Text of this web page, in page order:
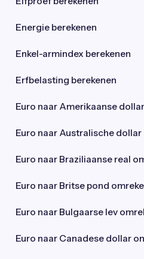
Energie berekenen
Enkel-armindex berekenen
Erfbelasting berekenen
Euro naar Amerikaanse
Euro naar Australische dollar
Euro naar Braziliaanse real
Euro naar Britse pond
Euro naar Bulgaarse lev
Euro naar Canadese dollar